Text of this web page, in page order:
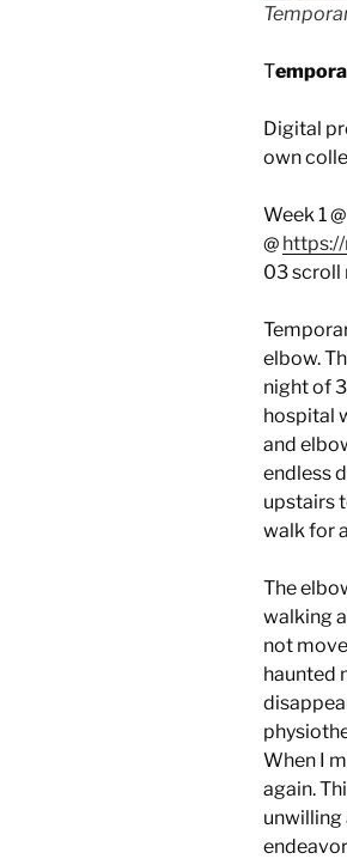
T
Digital
own
Week 1 @
@
03 scroll
elbow.
night of
hospital
and
endless
upstairs
walk for
The
walking
not
haunted
When I
again.
unwilling